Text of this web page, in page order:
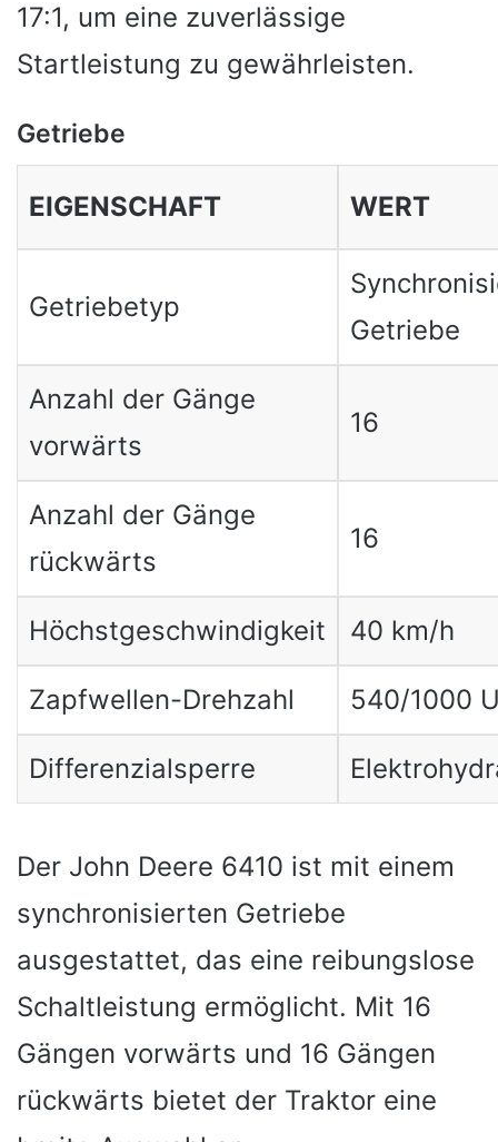
17:1, um eine zuverlässige
Startleistung zu gewährleisten.
Getriebe
EIGENSCHAFT WERT
Getriebetyp
Getriebe
Anzahl der Gänge
vorwärts
16
Anzahl der Gänge
rückwärts
16
Höchstgeschwindigkeit 40 km/h
Zapfwellen-Drehzahl 540/1000
Differenzialsperre
Der John Deere 6410 ist mit einem
synchronisierten Getriebe
ausgestattet, das eine reibungslose
Schaltleistung ermöglicht. Mit 16
Gängen vorwärts und 16 Gängen
rückwärts bietet der Traktor eine